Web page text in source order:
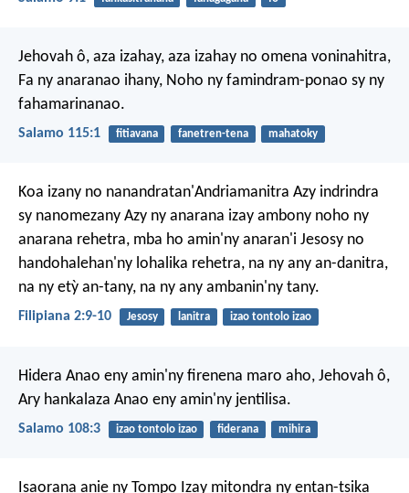
Jehovah ô, aza izahay, aza izahay no omena voninahitra,
Fa ny anaranao ihany, Noho ny famindram-ponao sy ny
fahamarinanao.
Salamo 115:1 fitiavana fanetren-tena mahatoky
Koa izany no nanandratan'Andriamanitra Azy indrindra
sy nanomezany Azy ny anarana izay ambony noho ny
anarana rehetra, mba ho amin'ny anaran'i Jesosy no
handohalehan'ny lohalika rehetra, na ny any an-danitra,
na ny etỳ an-tany, na ny any ambanin'ny tany.
Filipiana 2:9-10 Jesosy lanitra izao tontolo izao
Hidera Anao eny amin'ny firenena maro aho, Jehovah ô,
Ary hankalaza Anao eny amin'ny jentilisa.
Salamo 108:3 izao tontolo izao fiderana mihira
Isaorana anie ny Tompo Izay mitondra ny entan-tsika